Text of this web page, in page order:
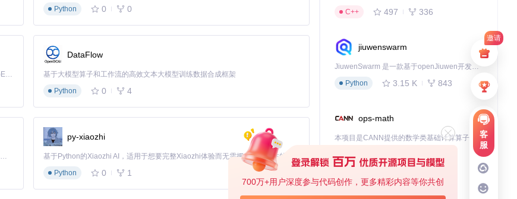
邀请
客
服
700万+用户深度参与代码创作，更多精彩内容等你共创
不支持
简单但功能有限
Python
0 0
Kimi K3 是Kimi能力最强的模型：这是一个拥有 2.8 万亿参数的混合专家（MoE）模型，具备原生视觉理解能力，并支持 100 万 token 的上下文窗口。
DataFlow
基于大模型算子和工作流的高效文本大模型训练数据合成框架
Python
0 4
「源启盛夏」暑期校园开发者成长计划旨在激活校园开源力量，通过积分激励、认证扶持、资源倾斜等形式，引导高校组织和开发者完成「入驻 — 建项目 — 做贡献 — 获认证 — 得资源」的完整闭环。无论你是想带领社团入驻平台的组织者，还是希望用代码贡献证明自己的开发者，都能在这里找到属于你的成长路径。
py-xiaozhi
基于Python的Xiaozhi AI，适用于想要完整Xiaozhi体验而无需拥有专用硬件的用户。
Python
0 1
C++
497 336
jiuwenswarm
JiuwenSwarm 是一款基于openJiuwen开发的智能AI Agent，它能够将大语言模型的强大能力，通过你日常使用的各类通讯应用，直接延伸至你的指尖。
Python
3.15 K 843
ops-math
C++
deveco-code